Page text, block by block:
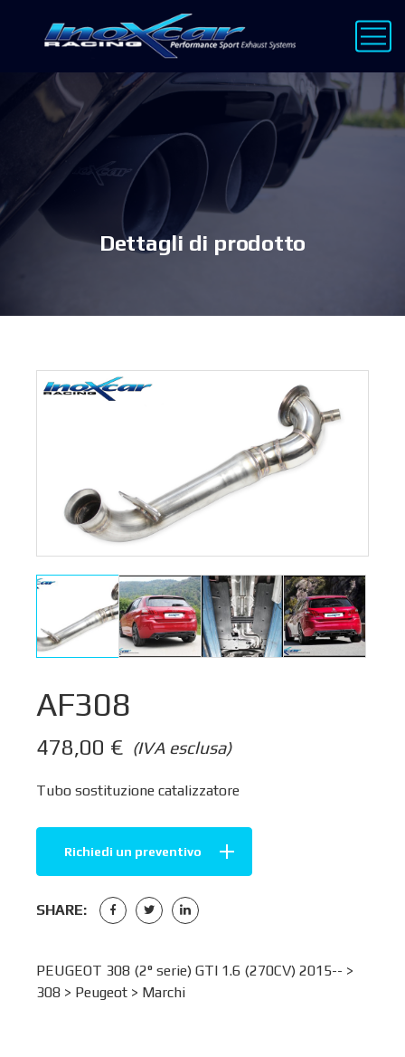
Dettagli di prodotto
AF308
(IVA esclusa)
478,00 €
Tubo sostituzione catalizzatore
Richiedi un preventivo
SHARE:
PEUGEOT 308 (2° serie) GTI 1.6 (270CV) 2015-- >
308 > Peugeot > Marchi